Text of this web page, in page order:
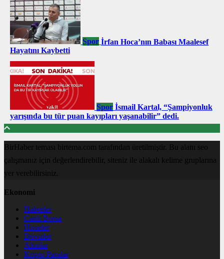
Spor İrfan Hoca’nın Babası Maalesef
Hayatını Kaybetti
Spor İsmail Kartal, “Şampiyonluk
yarışında bu tür puan kayıpları yaşanabilir” dedi.
BirHaber teması birtema.com tarafından üretilmiştir. Bu alanı seo
çalışmanız için değerlendirebilir, siteniz ile alakalı kelime gruplarına
yer verebilirsiniz.
Ekonomi
Haberler
Canlı Borsa
Hisseler
Dövizler
Altınlar
Kripto Paralar